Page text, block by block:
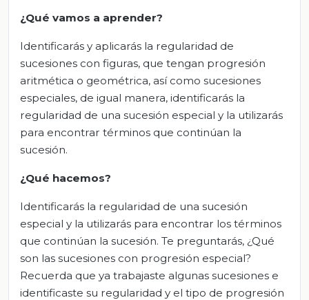
¿Qué vamos a aprender?
Identificarás y aplicarás la regularidad de
sucesiones con figuras, que tengan progresión
aritmética o geométrica, así como sucesiones
especiales, de igual manera, identificarás la
regularidad de una sucesión especial y la utilizarás
para encontrar términos que continúan la
sucesión.
¿Qué hacemos?
Identificarás la regularidad de una sucesión
especial y la utilizarás para encontrar los términos
que continúan la sucesión. Te preguntarás, ¿Qué
son las sucesiones con progresión especial?
Recuerda que ya trabajaste algunas sucesiones e
identificaste su regularidad y el tipo de progresión